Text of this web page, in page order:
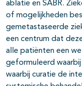
ablatie en SABR.
of mogelijkheden
gemetastaseerde
een centrum dat
alle patiënten een
geformuleerd
waarbij curatie de